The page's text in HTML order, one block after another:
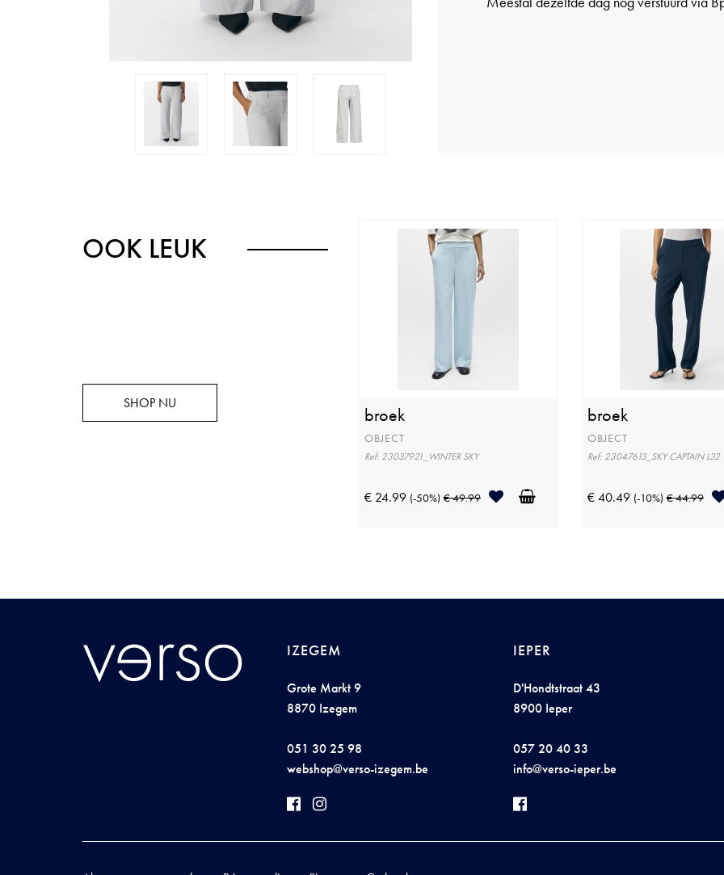
OOK LEUK
SHOP NU
broek
OBJECT
Ref: 23037921_WINTER SKY
€ 24.99 (-50%) € 49.99
broek
OBJECT
Ref: 23047613_SKY CAPTAIN L32
€ 40.49 (-10%) € 44.99
IZEGEM
Grote Markt 9
8870 Izegem
051 30 25 98
webshop@verso-izegem.be
IEPER
D'Hondtstraat 43
8900 Ieper
057 20 40 33
info@verso-ieper.be